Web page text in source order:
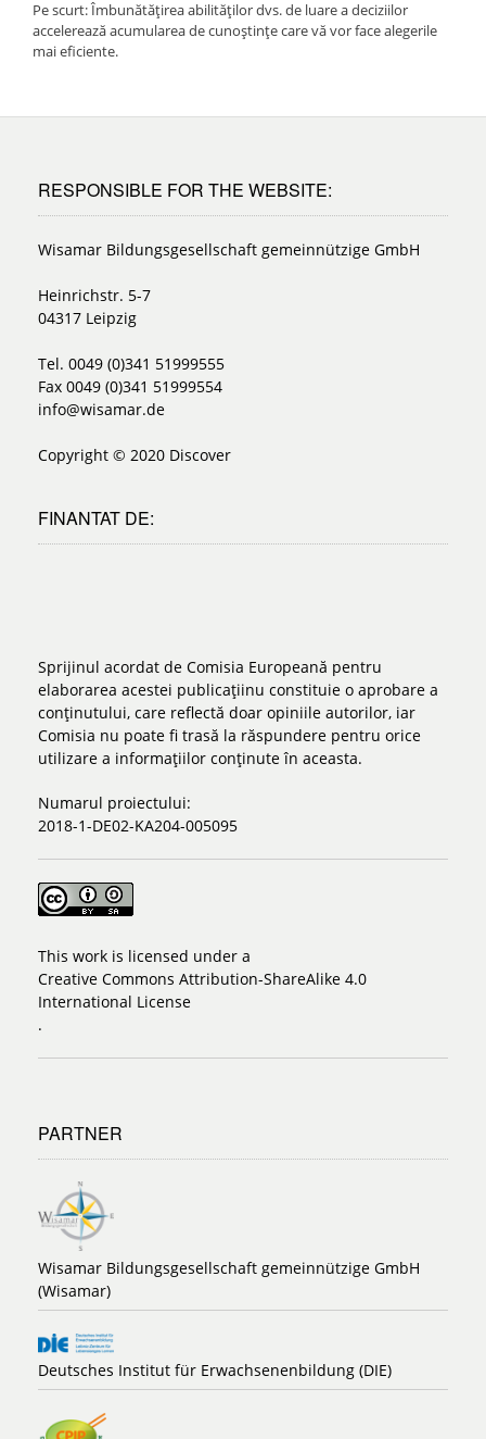
Pe scurt: Îmbunătățirea abilităților dvs. de luare a deciziilor
accelerează acumularea de cunoștințe care vă vor face alegerile
mai eficiente.
RESPONSIBLE FOR THE WEBSITE:
Wisamar Bildungsgesellschaft gemeinnützige GmbH
Heinrichstr. 5-7
04317 Leipzig
Tel. 0049 (0)341 51999555
Fax 0049 (0)341 51999554
info@wisamar.de
Copyright © 2020 Discover
FINANTAT DE:
Sprijinul acordat de Comisia Europeană pentru
elaborarea acestei publicațiinu constituie o aprobare a
conținutului, care reflectă doar opiniile autorilor, iar
Comisia nu poate fi trasă la răspundere pentru orice
utilizare a informațiilor conținute în aceasta.
Numarul proiectului:
2018-1-DE02-KA204-005095
This work is licensed under a
Creative Commons Attribution-ShareAlike 4.0
International License
.
PARTNER
Wisamar Bildungsgesellschaft gemeinnützige GmbH
(Wisamar)
Deutsches Institut für Erwachsenenbildung (DIE)